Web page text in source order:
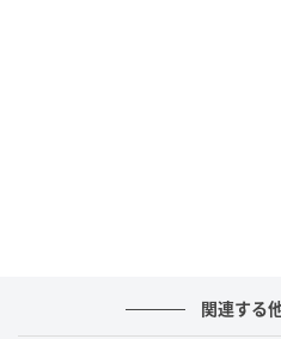
「羹（あつもの）」は、熱
関連する